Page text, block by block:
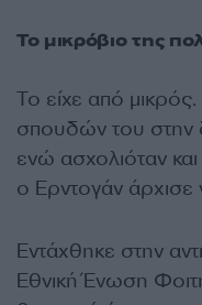
Το μικρόβιο της
Το είχε από
σπουδών του στην
ενώ ασχολιόταν
ο Ερντογάν άρχισε
Εντάχθηκε στην
Εθνική Ένωση